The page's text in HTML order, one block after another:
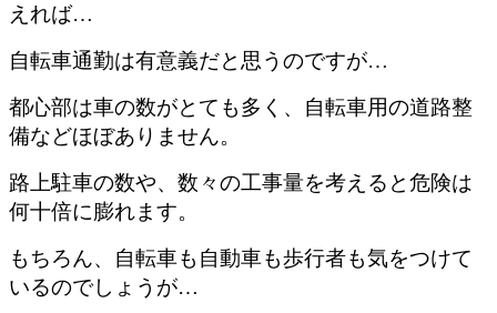
えれば…
自転車通勤は有意義だと思うのですが…
都心部は車の数がとても多く、自転車用の道路整
備などほぼありません。
路上駐車の数や、数々の工事量を考えると危険は
何十倍に膨れます。
もちろん、自転車も自動車も歩行者も気をつけて
いるのでしょうが…